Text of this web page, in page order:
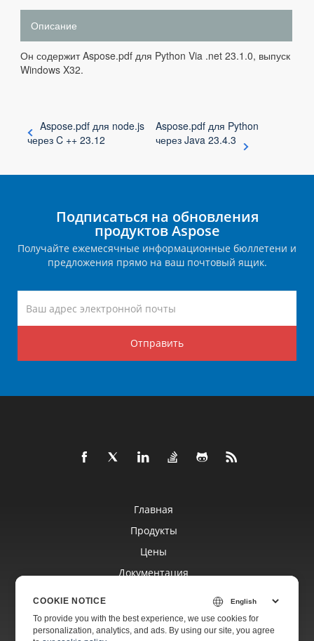
Описание
Он содержит Aspose.pdf для Python Via .net 23.1.0, выпуск
Windows X32.
Aspose.pdf для node.js
через C ++ 23.12
Aspose.pdf для Python
через Java 23.4.3
Подписаться на обновления
продуктов Aspose
Получайте ежемесячные информационные бюллетени и
предложения прямо на ваш почтовый ящик.
Отправить
Главная
Продукты
Цены
Документация
Платная Поддержка
COOKIE NOTICE
To provide you with the best experience, we use cookies for
personalization, analytics, and ads. By using our site, you agree